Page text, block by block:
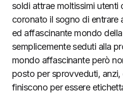
soldi attrae moltissimi utenti
coronato il sogno di entrare
ed affascinante mondo
semplicemente seduti alla
mondo affascinante però
posto per sprovveduti,
finiscono per essere